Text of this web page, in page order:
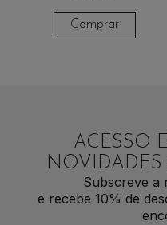
Comprar
ACESSO
Subscreve a
e recebe 10% de